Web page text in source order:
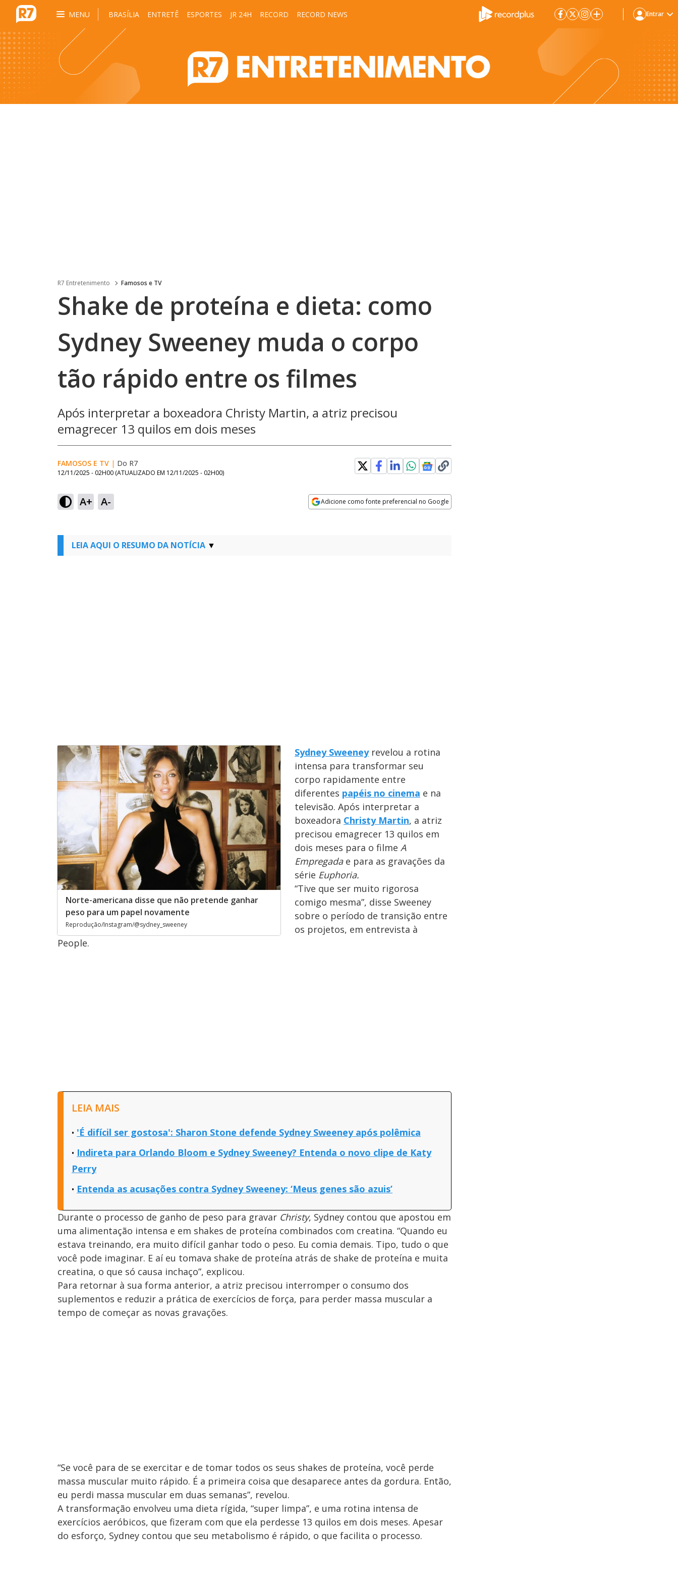
MENU BRASÍLIA ENTRETÊ ESPORTES JR 24H RECORD RECORD NEWS Entrar
R7 Entretenimento Famosos e TV
Shake de proteína e dieta: como
Sydney Sweeney muda o corpo
tão rápido entre os filmes
Após interpretar a boxeadora Christy Martin, a atriz precisou
emagrecer 13 quilos em dois meses
FAMOSOS E TV | Do R7
12/11/2025 - 02H00 (ATUALIZADO EM 12/11/2025 - 02H00)
A+ A- Adicione como fonte preferencial no Google
LEIA AQUI O RESUMO DA NOTÍCIA
Norte-americana disse que não pretende ganhar
peso para um papel novamente
Reprodução/Instagram/@sydney_sweeney
Sydney Sweeneyrevelou a rotina
intensa para transformar seu
corpo rapidamente entre
diferentes papéis no cinema e na
televisão. Após interpretar a
boxeadora Christy Martin, a atriz
precisou emagrecer 13 quilos em
dois meses para o filme A
Empregadae para as gravações da
série Euphoria.
“Tive que ser muito rigorosa
comigo mesma”, disse Sweeney
sobre o período de transição entre
os projetos, em entrevista à
People.
LEIA MAIS
'É difícil ser gostosa': Sharon Stone defende Sydney Sweeney após polêmica
Indireta para Orlando Bloom e Sydney Sweeney? Entenda o novo clipe de Katy
Perry
Entenda as acusações contra Sydney Sweeney: ‘Meus genes são azuis’
Durante o processo de ganho de peso para gravar Christy, Sydney contou que apostou em
uma alimentação intensa e em shakes de proteína combinados com creatina. “Quando eu
estava treinando, era muito difícil ganhar todo o peso. Eu comia demais. Tipo, tudo o que
você pode imaginar. E aí eu tomava shake de proteína atrás de shake de proteína e muita
creatina, o que só causa inchaço”, explicou.
Para retornar à sua forma anterior, a atriz precisou interromper o consumo dos
suplementos e reduzir a prática de exercícios de força, para perder massa muscular a
tempo de começar as novas gravações.
“Se você para de se exercitar e de tomar todos os seus shakes de proteína, você perde
massa muscular muito rápido. É a primeira coisa que desaparece antes da gordura. Então,
eu perdi massa muscular em duas semanas”, revelou.
A transformação envolveu uma dieta rígida, “super limpa”, e uma rotina intensa de
exercícios aeróbicos, que fizeram com que ela perdesse 13 quilos em dois meses. Apesar
do esforço, Sydney contou que seu metabolismo é rápido, o que facilita o processo.